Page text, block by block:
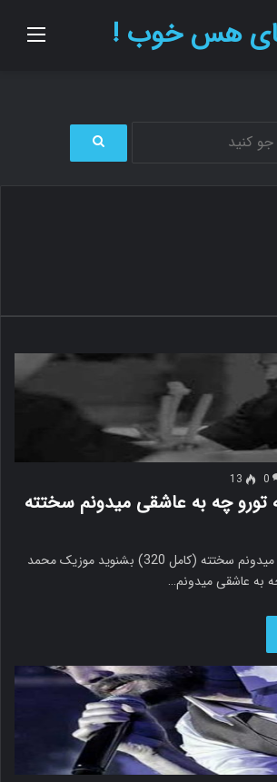
هس خوب !
ج
ی
0
13
تورو چه به عاشقی میدونم سختته
آخه تورو چه به عاشقی میدونم سختته (کامل 320) بشنوید موزیک محمد
به عاشقی میدونم…